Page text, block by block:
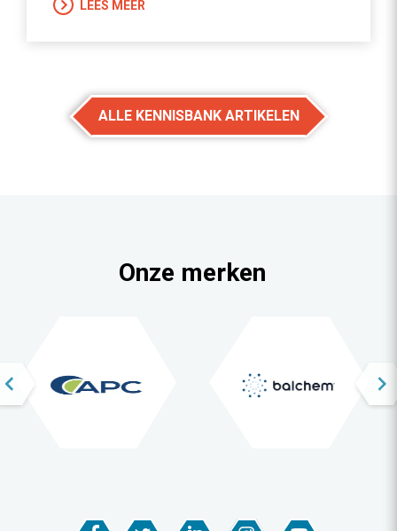
LEES MEER
ALLE KENNISBANK ARTIKELEN
Onze merken